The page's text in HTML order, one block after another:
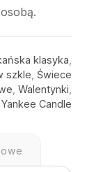
klasyka
szkle Świece
Walentynki
Yankee Candle